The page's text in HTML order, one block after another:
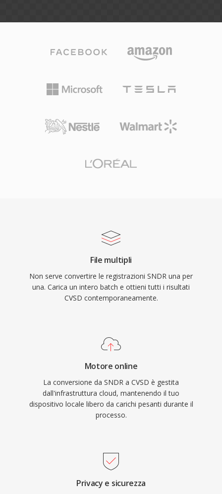
File multipli
Non serve convertire le registrazioni SNDR una per
una. Carica un intero batch e ottieni tutti i risultati
CVSD contemporaneamente.
Motore online
La conversione da SNDR a CVSD è gestita
dall'infrastruttura cloud, mantenendo il tuo
dispositivo locale libero da carichi pesanti durante il
processo.
Privacy e sicurezza